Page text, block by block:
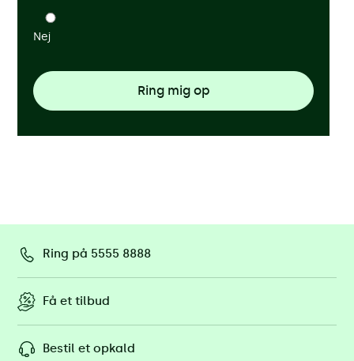
Nej
Ring på 5555 8888
Få et tilbud
Bestil et opkald